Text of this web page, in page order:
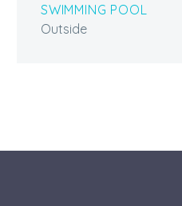
SWIMMING POOL
Outside